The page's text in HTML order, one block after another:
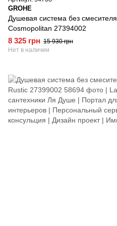
GROHE
Душевая система без
Cosmopolitan 27394002
8 325 грн 15 930 грн
Нет в наличии